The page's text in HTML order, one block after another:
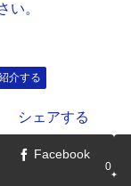
い。
介する
シェアする
Facebook
0